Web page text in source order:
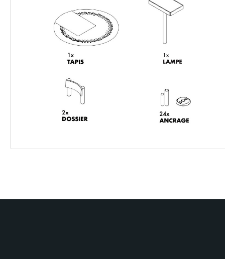
Previous